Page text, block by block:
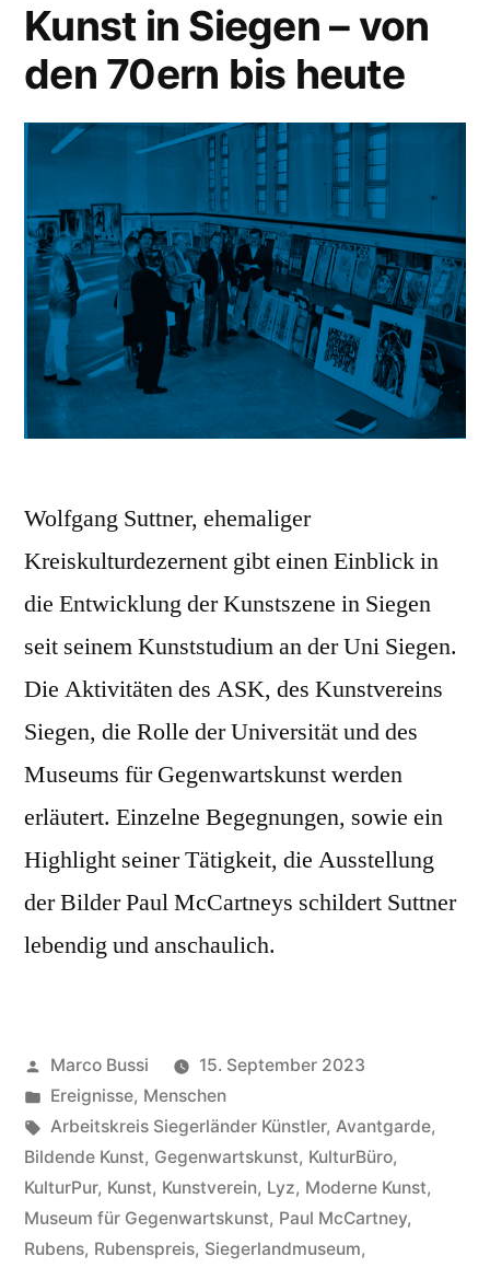
Kunst in Siegen – von
den 70ern bis heute
Wolfgang Suttner, ehemaliger
Kreiskulturdezernent gibt einen Einblick in
die Entwicklung der Kunstszene in Siegen
seit seinem Kunststudium an der Uni Siegen.
Die Aktivitäten des ASK, des Kunstvereins
Siegen, die Rolle der Universität und des
Museums für Gegenwartskunst werden
erläutert. Einzelne Begegnungen, sowie ein
Highlight seiner Tätigkeit, die Ausstellung
der Bilder Paul McCartneys schildert Suttner
lebendig und anschaulich.
Marco Bussi
15. September 2023
Ereignisse, Menschen
Arbeitskreis Siegerländer Künstler, Avantgarde,
Bildende Kunst, Gegenwartskunst, KulturBüro,
KulturPur, Kunst, Kunstverein, Lyz, Moderne Kunst,
Museum für Gegenwartskunst, Paul McCartney,
Rubens, Rubenspreis, Siegerlandmuseum,